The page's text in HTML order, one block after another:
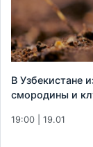
В Узбекистане
смородины и
19:00 | 19.01